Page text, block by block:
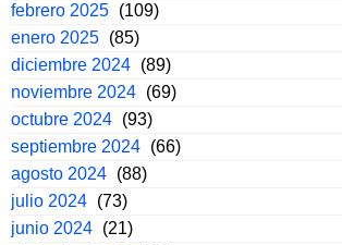
febrero 2025 (109)
enero 2025 (85)
diciembre 2024 (89)
noviembre 2024 (69)
octubre 2024 (93)
septiembre 2024 (66)
agosto 2024 (88)
julio 2024 (73)
junio 2024 (21)